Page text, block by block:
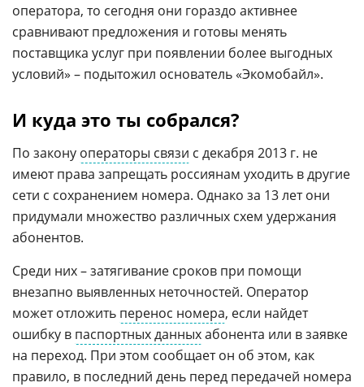
оператора, то сегодня они гораздо активнее
сравнивают предложения и готовы менять
поставщика услуг при появлении более выгодных
условий» – подытожил основатель «Экомобайл».
И куда это ты собрался?
По закону операторы связи с декабря 2013 г. не
имеют права запрещать россиянам уходить в другие
сети с сохранением номера. Однако за 13 лет они
придумали множество различных схем удержания
абонентов.
Среди них – затягивание сроков при помощи
внезапно выявленных неточностей. Оператор
может отложить перенос номера, если найдет
ошибку в паспортных данныхабонента или в заявке
на переход. При этом сообщает он об этом, как
правило, в последний день перед передачей номера